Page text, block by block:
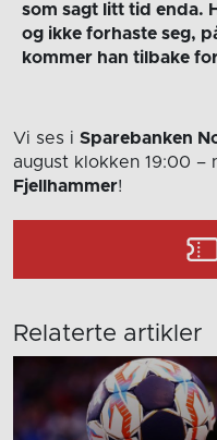
som sagt litt tid enda.
og ikke forhaste seg,
kommer han tilbake
Vi ses i Sparebanken
august klokken 19:00 –
Fjellhammer!
Relaterte artikler